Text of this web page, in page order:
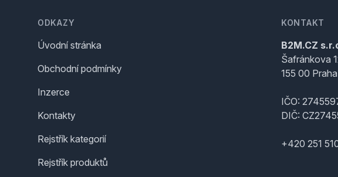
ODKAZY
Úvodní stránka
Obchodní podmínky
Inzerce
Kontakty
Rejstřík kategorií
Rejstřík produktů
KONTAKT
B2M.CZ
Šafránkova
155 00
IČO:
DIČ:
+420 251